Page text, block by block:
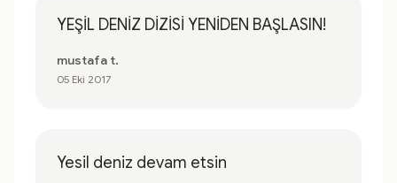
YEŞİL DENİZ DİZİSİ YENİDEN BAŞLASIN!
mustafa t.
05 Eki 2017
Yesil deniz devam etsin